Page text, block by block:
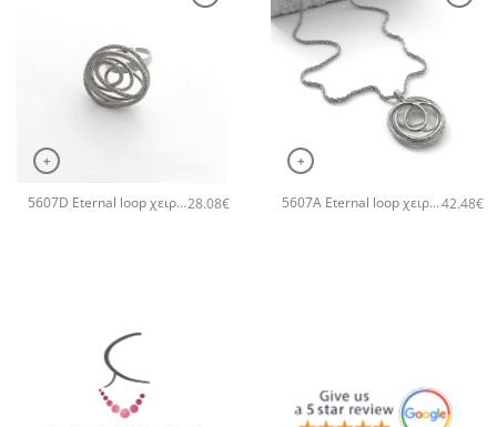
+
5607D Eternal loop χειροποίητο δαχτυλιδι Catherine bijoux Ασημί28.08€
+
5607A Eternal loop χειροποίητο κολιέ Catherine bijoux Ασημί42.48€